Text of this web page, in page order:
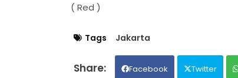
( Red )
Tags Jakarta
Facebook Twitter